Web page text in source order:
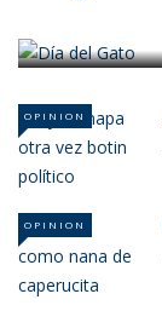
OPINION
OPINION